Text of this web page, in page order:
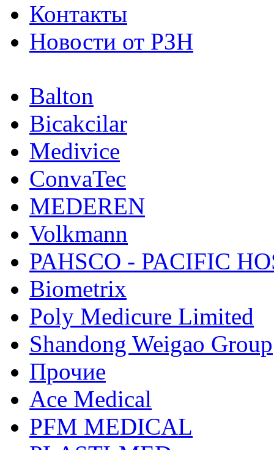
Контакты
Новости от РЗН
Balton
Bicakcilar
Medivice
ConvaTec
MEDEREN
Volkmann
PAHSCO - PACIFIC
Biometrix
Poly Medicure Limited
Shandong Weigao Group
Прочие
Ace Medical
PFM MEDICAL